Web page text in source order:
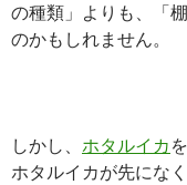
の種類」よりも、「
のかもしれません。
しかし、 ホタルイカ
ホタルイカが先にな